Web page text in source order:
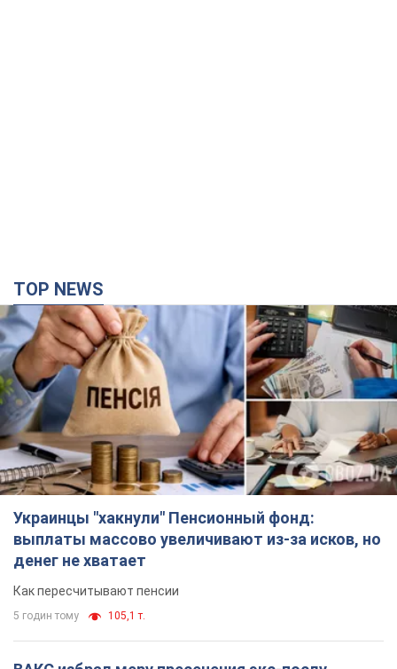
TOP NEWS
Украинцы "хакнули" Пенсионный фонд:
выплаты массово увеличивают из-за исков, но
денег не хватает
Как пересчитывают пенсии
5 годин тому 105,1 т.